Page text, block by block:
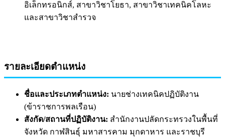
อิเล็กทรอนิกส์, สาขาวิชาโยธา, สาขาวิชาเทคนิคโลหะ
และสาขาวิชาสำรวจ
รายละเอียดตำแหน่ง
ชื่อและประเภทตำแหน่ง: นายช่างเทคนิคปฏิบัติงาน
(ข้าราชการพลเรือน)
สังกัด/สถานที่ปฏิบัติงาน: สำนักงานปลัดกระทรวงในพื้นที่
จังหวัด กาฬสินธุ์ มหาสารคาม มุกดาหาร และราชบุรี